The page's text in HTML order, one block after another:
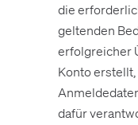
die
geltenden
erfolgreicher
Konto
dafür